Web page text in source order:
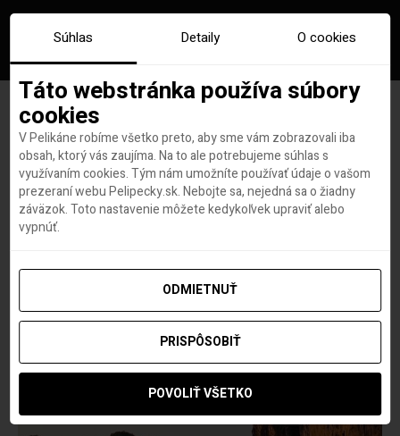
Značka:dicaprio plaz
Súhlas Detaily O cookies
Táto webstránka používa súbory
cookies
V Pelikáne robíme všetko preto, aby sme vám zobrazovali iba
obsah, ktorý vás zaujíma. Na to ale potrebujeme súhlas s
využívaním cookies. Tým nám umožníte používať údaje o vašom
prezeraní webu Pelipecky.sk. Nebojte sa, nejedná sa o žiadny
záväzok. Toto nastavenie môžete kedykoľvek upraviť alebo
vypnúť.
ODMIETNUŤ
PRISPÔSOBIŤ
POVOLIŤ VŠETKO